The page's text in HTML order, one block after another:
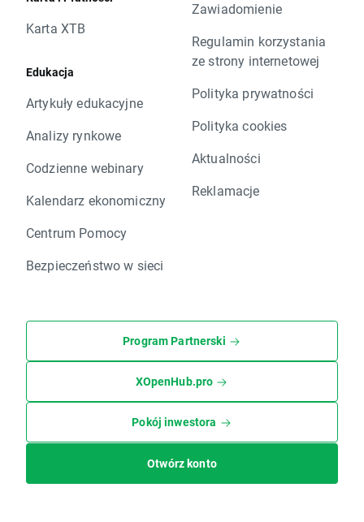
Karta XTB
Edukacja
Artykuły edukacyjne
Analizy rynkowe
Codzienne webinary
Kalendarz ekonomiczny
Centrum Pomocy
Bezpieczeństwo w sieci
Zawiadomienie
Regulamin korzystania
ze strony internetowej
Polityka prywatności
Polityka cookies
Aktualności
Reklamacje
Program Partnerski
XOpenHub.pro
Pokój inwestora
Otwórz konto